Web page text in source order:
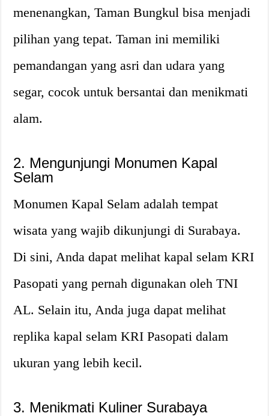
menenangkan, Taman Bungkul bisa menjadi
pilihan yang tepat. Taman ini memiliki
pemandangan yang asri dan udara yang
segar, cocok untuk bersantai dan menikmati
alam.
2. Mengunjungi Monumen Kapal
Selam
Monumen Kapal Selam adalah tempat
wisata yang wajib dikunjungi di Surabaya.
Di sini, Anda dapat melihat kapal selam KRI
Pasopati yang pernah digunakan oleh TNI
AL. Selain itu, Anda juga dapat melihat
replika kapal selam KRI Pasopati dalam
ukuran yang lebih kecil.
3. Menikmati Kuliner Surabaya